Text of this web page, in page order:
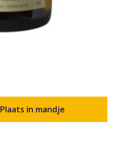
Plaats in mandje